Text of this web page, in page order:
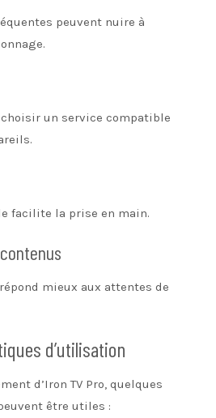
peuvent nuire à
un service compatible
facilite la prise en main.
mieux aux attentes de
d’utilisation
d’Iron TV Pro, quelques
être utiles :